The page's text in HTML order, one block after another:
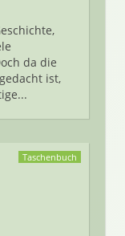
da die
ist,
Taschenbuch